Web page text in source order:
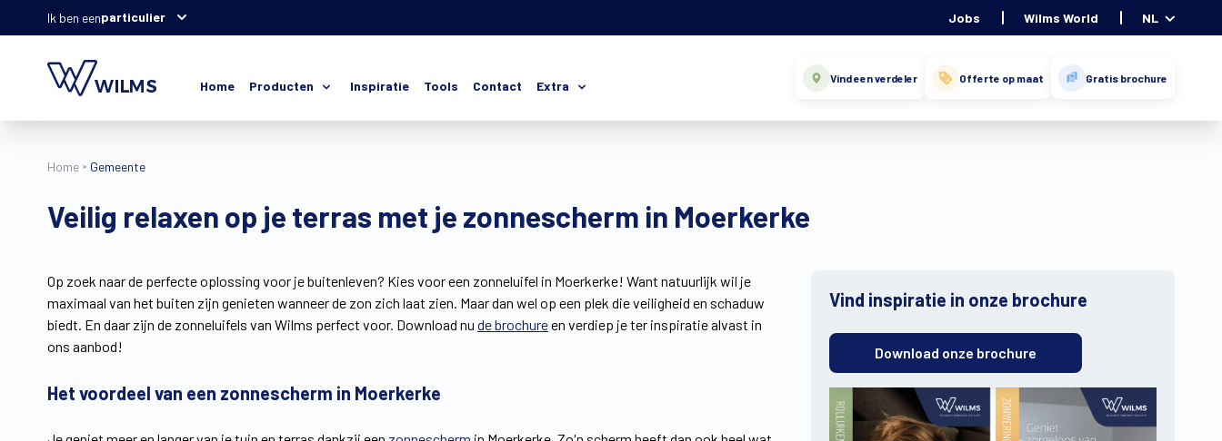
Ik ben eenparticulier Jobs Wilms World NL
Home Producten Inspiratie Tools Contact Extra Vind een verdeler Offerte op maat Gratis brochure
Home Gemeente
Veilig relaxen op je terras met je zonnescherm in Moerkerke
Op zoek naar de perfecte oplossing voor je buitenleven? Kies voor een zonneluifel in Moerkerke! Want natuurlijk wil je
maximaal van het buiten zijn genieten wanneer de zon zich laat zien. Maar dan wel op een plek die veiligheid en schaduw
biedt. En daar zijn de zonneluifels van Wilms perfect voor. Download nu de brochureen verdiep je ter inspiratie alvast in
ons aanbod!
Het voordeel van een zonnescherm in Moerkerke
Vind inspiratie in onze brochure
Download onze brochure